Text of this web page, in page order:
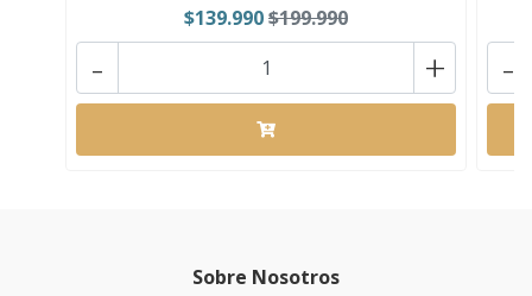
$139.990$199.990
+
- -
Sobre Nosotros